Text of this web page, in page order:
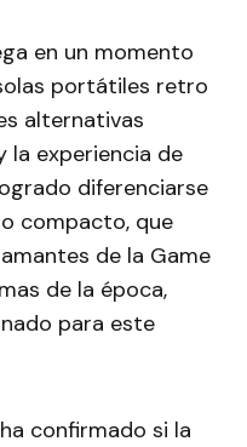
en un momento
portátiles retro
alternativas
la experiencia de
diferenciarse
compacto, que
de la Game
de la época,
para este
confirmado si la